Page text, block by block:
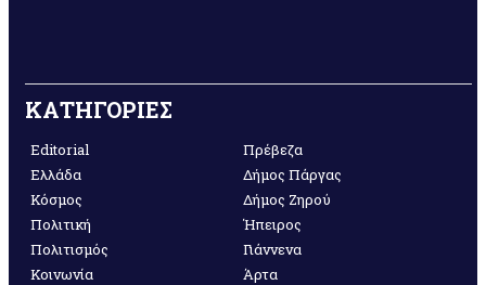
ΚΑΤΗΓΟΡΙΕΣ
Editorial
Ελλάδα
Κόσμος
Πολιτική
Πολιτισμός
Κοινωνία
Πρέβεζα
Δήμος Πάργας
Δήμος Ζηρού
Ήπειρος
Γιάννενα
Άρτα